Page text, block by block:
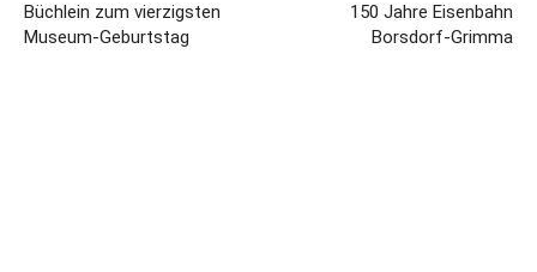
Büchlein zum vierzigsten
Museum-Geburtstag
150 Jahre Eisenbahn
Borsdorf-Grimma